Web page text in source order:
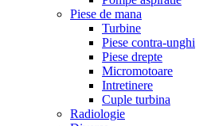
Piese de mana
Turbine
Piese contra-unghi
Piese drepte
Micromotoare
Intretinere
Cuple turbina
Radiologie